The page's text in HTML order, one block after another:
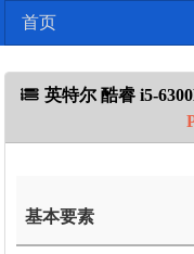
首页
英特尔 酷睿 i5-
基本要素